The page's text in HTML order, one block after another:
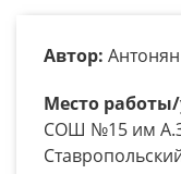
Автор:
Место
СОШ №15 им